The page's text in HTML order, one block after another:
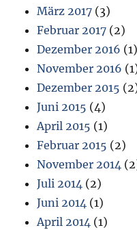
März 2017 (3)
Februar 2017 (2)
Dezember 2016 (1)
November 2016
Dezember 2015
Juni 2015 (4)
April 2015 (1)
Februar 2015 (2)
November 2014
Juli 2014 (2)
Juni 2014 (1)
April 2014 (1)